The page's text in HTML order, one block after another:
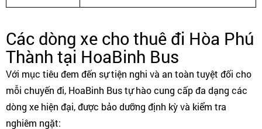
Các dòng xe cho thuê đi Hòa Phú
Thành tại HoaBinh Bus
Với mục tiêu đem đến sự tiện nghi và an toàn tuyệt đối cho
mỗi chuyến đi, HoaBinh Bus tự hào cung cấp đa dạng các
dòng xe hiện đại, được bảo dưỡng định kỳ và kiểm tra
nghiêm ngặt: